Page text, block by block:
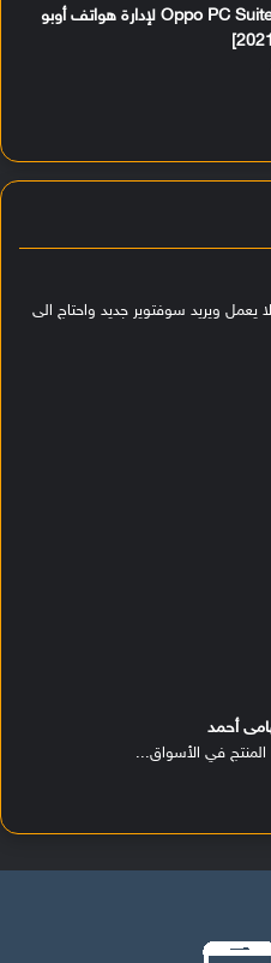
تحميل برنامج Oppo PC Suite لإدارة هواتف أوبو
ويريد سوفتوير جديد واحتاج الى
أحمد
في الأسواق...